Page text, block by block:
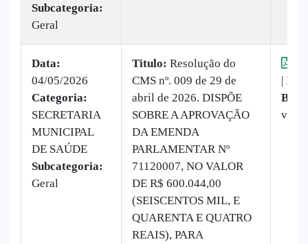
Subcategoria:
Geral
Data:
04/05/2026
Categoria:
SECRETARIA
MUNICIPAL
DE SAÚDE
Subcategoria:
Geral
Titulo: Resolução do
CMS nº. 009 de 29 de
abril de 2026. DISPÕE
SOBRE A APROVAÇÃO
DA EMENDA
PARLAMENTAR Nº
71120007, NO VALOR
DE R$ 600.044,00
(SEISCENTOS MIL, E
QUARENTA E QUATRO
REAIS), PARA
|
vez